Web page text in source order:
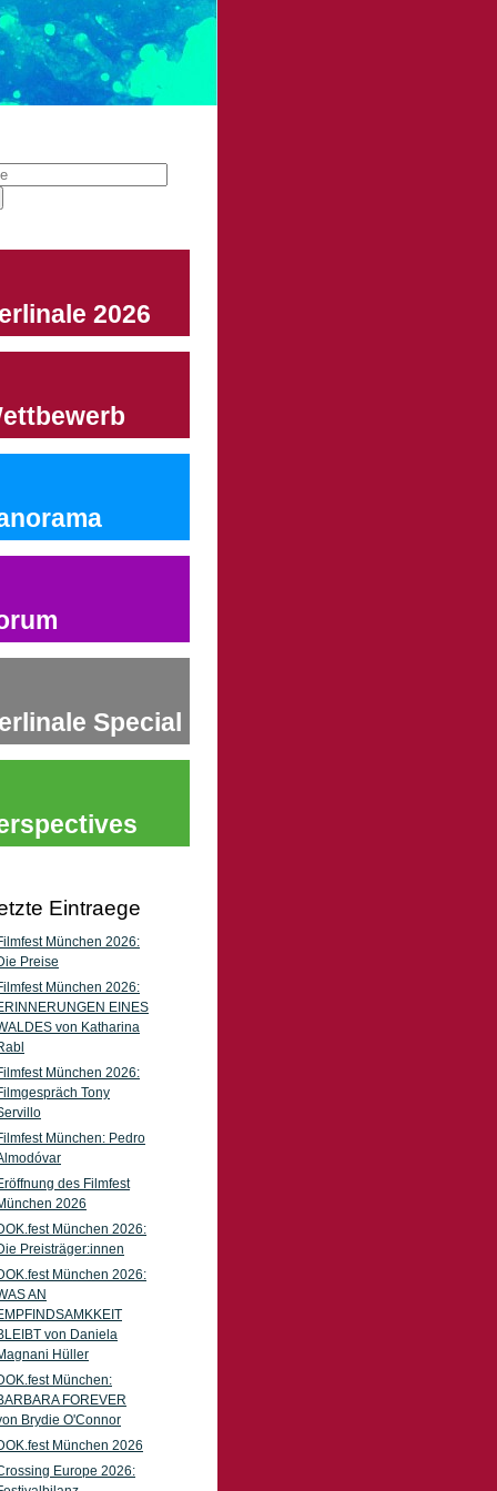
2026
Special
Eintraege
München 2026:
Preise
München 2026:
EINES
von Katharina
München 2026:
Tony
München: Pedro
des Filmfest
2026
München 2026:
Preisträger:innen
München 2026:
AN
von Daniela
Hüller
München:
FOREVER
Brydie O'Connor
München 2026
Europe 2026: